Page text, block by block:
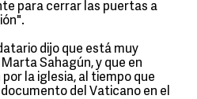
para cerrar las puertas a
dijo que está muy
Sahagún, y que en
la iglesia, al tiempo que
del Vaticano en el